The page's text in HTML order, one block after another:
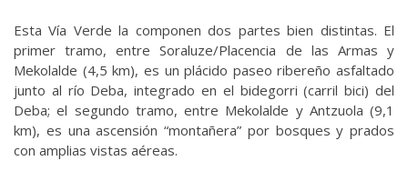
Esta Vía Verde la componen dos partes bien distintas. El
primer tramo, entre Soraluze/Placencia de las Armas y
Mekolalde (4,5 km), es un plácido paseo ribereño asfaltado
junto al río Deba, integrado en el bidegorri (carril bici) del
Deba; el segundo tramo, entre Mekolalde y Antzuola (9,1
km), es una ascensión “montañera” por bosques y prados
con amplias vistas aéreas.